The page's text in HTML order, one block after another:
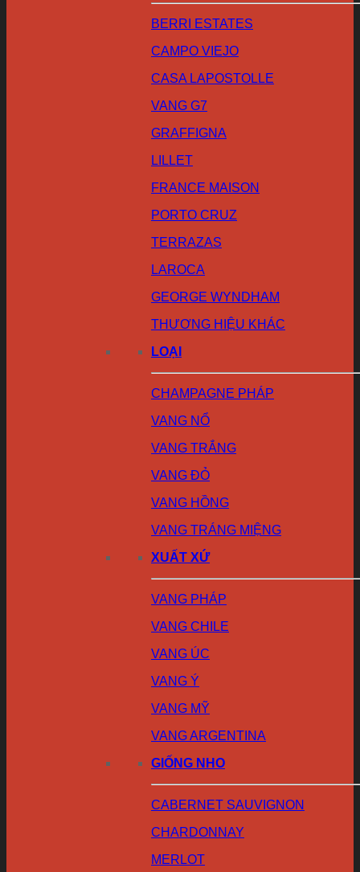
BERRI ESTATES
CAMPO VIEJO
CASA LAPOSTOLLE
VANG G7
GRAFFIGNA
LILLET
FRANCE MAISON
PORTO CRUZ
TERRAZAS
LAROCA
GEORGE WYNDHAM
THƯƠNG HIỆU KHÁC
LOẠI
CHAMPAGNE PHÁP
VANG NỔ
VANG TRẮNG
VANG ĐỎ
VANG HỒNG
VANG TRÁNG MIỆNG
XUẤT XỨ
VANG PHÁP
VANG CHILE
VANG ÚC
VANG Ý
VANG MỸ
VANG ARGENTINA
GIỐNG NHO
CABERNET SAUVIGNON
CHARDONNAY
MERLOT